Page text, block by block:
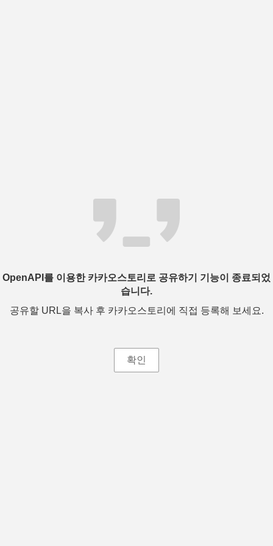
OpenAPI를 이용한 카카오스토리로 공유하기 기능이 종료되었
습니다.
공유할 URL을 복사 후 카카오스토리에 직접 등록해 보세요.
확인